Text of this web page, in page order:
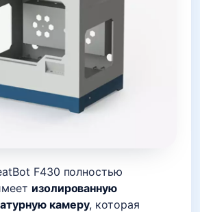
F430 полностью
изолированную
камеру, которая